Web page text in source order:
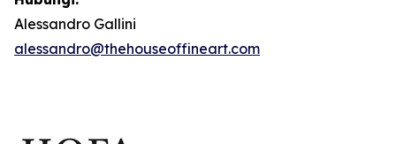
Alessandro Gallini
alessandro@thehouseoffineart.com